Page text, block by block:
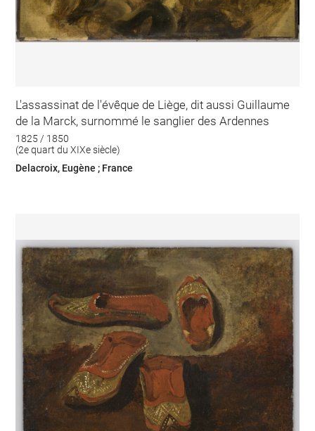
L'assassinat de l'évêque de Liège, dit aussi Guillaume
de la Marck, surnommé le sanglier des Ardennes
1825 / 1850
(2e quart du XIXe siècle)
Delacroix, Eugène ; France